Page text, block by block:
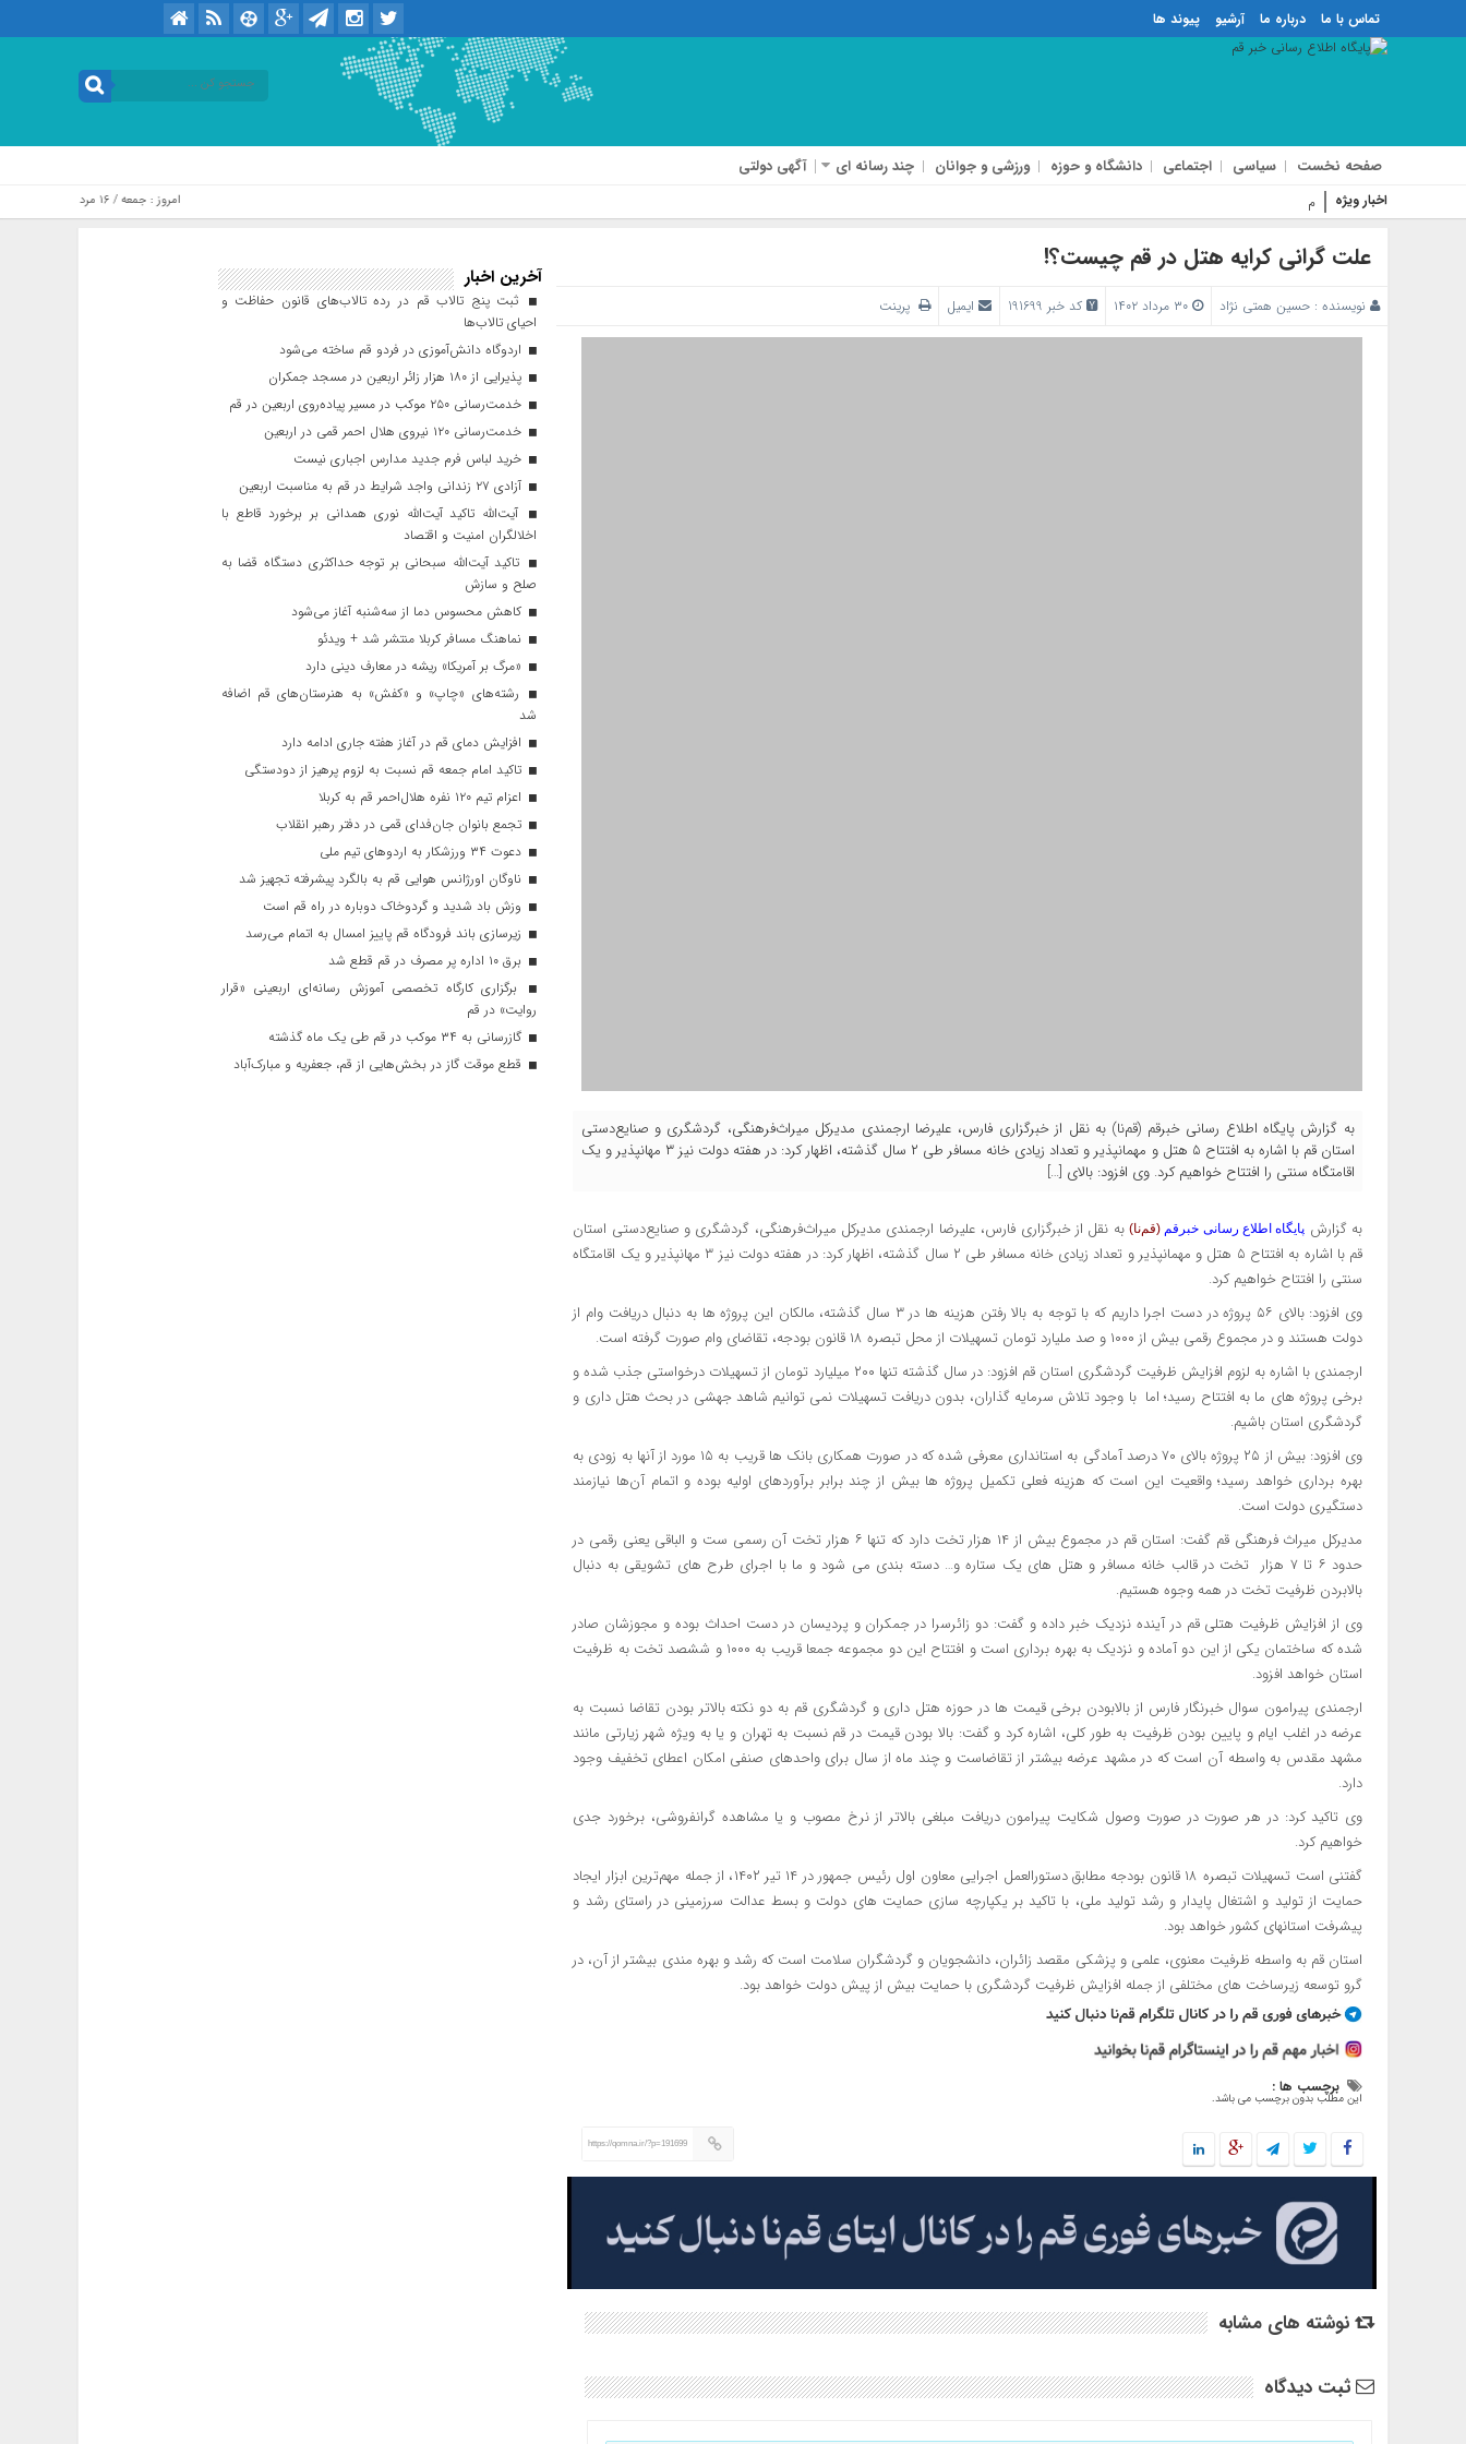
تماس با ما درباره ما آرشیو پیوند ها
صفحه نخست سیاسی اجتماعی دانشگاه و حوزه ورزشی و جوانان چند رسانه ای آگهی دولتی
اخبار ویژه مذاکره با آمریکا تأم امروز : جمعه / ۱۶ مرداد / ۱۴۰۵ .::. برابر با : Friday, 7 August , 2026
علت گرانی کرایه هتل در قم چیست؟!
نویسنده : حسین همتی نژاد کد خبر 191699 ایمیل پرینت
به گزارش پایگاه اطلاع رسانی خبرقم (قم‌نا) به نقل از خبرگزاری فارس، علیرضا ارجمندی مدیرکل میراث‌‎فرهنگی، گردشگری و صنایع‌دستی
استان قم با اشاره به افتتاح ۵ هتل و مهمانپذیر و تعداد زیادی خانه مسافر طی ۲ سال گذشته، اظهار کرد: در هفته دولت نیز ۳ مهانپذیر و یک
اقامتگاه سنتی را افتتاح خواهیم کرد. وی افزود: بالای […]
به گزارش پایگاه اطلاع رسانی خبرقم (قم‌نا)
به نقل از خبرگزاری فارس، علیرضا ارجمندی مدیرکل میراث‌‎فرهنگی، گردشگری و صنایع‌دستی استان
قم با اشاره به افتتاح ۵ هتل و مهمانپذیر و تعداد زیادی خانه مسافر طی ۲ سال گذشته، اظهار کرد: در هفته دولت نیز ۳ مهانپذیر و یک اقامتگاه
سنتی را افتتاح خواهیم کرد.
وی افزود: بالای ۵۶ پروژه در دست اجرا داریم که با توجه به بالا رفتن هزینه ها در ۳ سال گذشته، مالکان این پروژه ها به دنبال دریافت وام از
دولت هستند و در مجموع رقمی بیش از ۱۰۰۰ و صد ملیارد تومان تسهیلات از محل تبصره ۱۸ قانون بودجه، تقاضای وام صورت گرفته است.
ارجمندی با اشاره به لزوم افزایش ظرفیت گردشگری استان قم افزود: در سال گذشته تنها ۲۰۰ میلیارد تومان از تسهیلات درخواستی جذب شده و
برخی پروژه های ما به افتتاح رسید؛ اما با وجود تلاش سرمایه گذاران، بدون دریافت تسهیلات نمی توانیم شاهد جهشی در بحث هتل داری و
گردشگری استان باشیم.
وی افزود: بیش از ۲۵ پروژه بالای ۷۰ درصد آمادگی به استانداری معرفی شده که در صورت همکاری بانک ها قریب به ۱۵ مورد از آنها به زودی به
بهره برداری خواهد رسید؛ واقعیت این است که هزینه فعلی تکمیل پروژه ها بیش از چند برابر برآوردهای اولیه بوده و اتمام آن‌ها نیازمند
دستگیری دولت است.
مدیرکل میراث فرهنگی قم گفت: استان قم در مجموع بیش از ۱۴ هزار تخت دارد که تنها ۶ هزار تخت آن رسمی ست و الباقی یعنی رقمی در
حدود ۶ تا ۷ هزار تخت در قالب خانه مسافر و هتل های یک ستاره و… دسته بندی می شود و ما با اجرای طرح های تشویقی به دنبال
بالابردن ظرفیت تخت در همه وجوه هستیم.
وی از افزایش ظرفیت هتلی قم در آینده نزدیک خبر داده و گفت: دو زائرسرا در جمکران و پردیسان در دست احداث بوده و مجوزشان صادر
شده که ساختمان یکی از این دو آماده و نزدیک به بهره برداری است و افتتاح این دو مجموعه جمعا قریب به ۱۰۰۰ و ششصد تخت به ظرفیت
استان خواهد افزود.
ارجمندی پیرامون سوال خبرنگار فارس از بالابودن برخی قیمت ها در حوزه هتل داری و گردشگری قم به دو نکته بالاتر بودن تقاضا نسبت به
عرضه در اغلب ایام و پایین بودن ظرفیت به طور کلی، اشاره کرد و گفت: بالا بودن قیمت در قم نسبت به تهران و یا به ویژه شهر زیارتی مانند
مشهد مقدس به واسطه آن است که در مشهد عرضه بیشتر از تقاضاست و چند ماه از سال برای واحدهای صنفی امکان اعطای تخفیف وجود
دارد.
وی تاکید کرد: در هر صورت در صورت وصول شکایت پیرامون دریافت مبلغی بالاتر از نرخ مصوب و یا مشاهده گرانفروشی، برخورد جدی
خواهیم کرد.
گفتنی است تسهیلات تبصره ۱۸ قانون بودجه مطابق دستورالعمل اجرایی معاون اول رئیس جمهور در ۱۴ تیر ۱۴۰۲، از جمله مهم‌ترین ابزار ایجاد
حمایت از تولید و اشتغال پایدار و رشد تولید ملی، با تاکید بر یکپارچه سازی حمایت های دولت و بسط عدالت سرزمینی در راستای رشد و
پیشرفت استانهای کشور خواهد بود.
استان قم به واسطه ظرفیت معنوی، علمی و پزشکی مقصد زائران، دانشجویان و گردشگران سلامت است که رشد و بهره مندی بیشتر از آن، در
گرو توسعه زیرساخت های مختلفی از جمله افزایش ظرفیت گردشگری با حمایت بیش از پیش دولت خواهد بود.
برچسب ها :
این مطلب بدون برچسب می باشد.
https://qomna.ir/?p=191699
نوشته های مشابه
ثبت دیدگاه
آخرین اخبار
ثبت پنج تالاب قم در رده تالاب‌های قانون حفاظت و
احیای تالاب‌ها
اردوگاه دانش‌آموزی در فردو قم ساخته می‌شود
پذیرایی از ۱۸۰ هزار زائر اربعین در مسجد جمکران
خدمت‌رسانی ۲۵۰ موکب در مسیر پیاده‌روی اربعین در قم
خدمت‌رسانی ۱۲۰ نیروی هلال احمر قمی در اربعین
خرید لباس فرم جدید مدارس اجباری نیست
آزادی ۲۷ زندانی واجد شرایط در قم به مناسبت اربعین
آیت‌الله تاکید آیت‌الله نوری همدانی بر برخورد قاطع با
اخلالگران امنیت و اقتصاد
تاکید آیت‌الله‌ سبحانی بر توجه حداکثری دستگاه قضا به
صلح و سازش
کاهش محسوس دما از سه‌شنبه آغاز می‌شود
نماهنگ مسافر کربلا منتشر شد + ویدئو
«مرگ بر آمریکا» ریشه در معارف دینی دارد
رشته‌های «چاپ» و «کفش» به هنرستان‌های قم اضافه
شد
افزایش دمای قم در آغاز هفته جاری ادامه دارد
تاکید امام جمعه قم نسبت به لزوم پرهیز از دودستگی
اعزام تیم ۱۲۰ نفره هلال‌احمر قم به کربلا
تجمع بانوان جان‌فدای قمی در دفتر رهبر انقلاب
دعوت ۳۴ ورزشکار به اردوهای تیم ملی
ناوگان اورژانس هوایی قم به بالگرد پیشرفته تجهیز شد
وزش باد شدید و گردوخاک دوباره در راه قم است
زیرسازی باند فرودگاه قم پاییز امسال به اتمام می‌رسد
برق ۱۰ اداره پر مصرف در قم قطع شد
برگزاری کارگاه تخصصی آموزش رسانه‌ای اربعینی «قرار
روایت» در قم
گازرسانی به ۳۴ موکب در قم طی یک ماه گذشته
قطع موقت گاز در بخش‌هایی از قم، جعفریه و مبارک‌آباد